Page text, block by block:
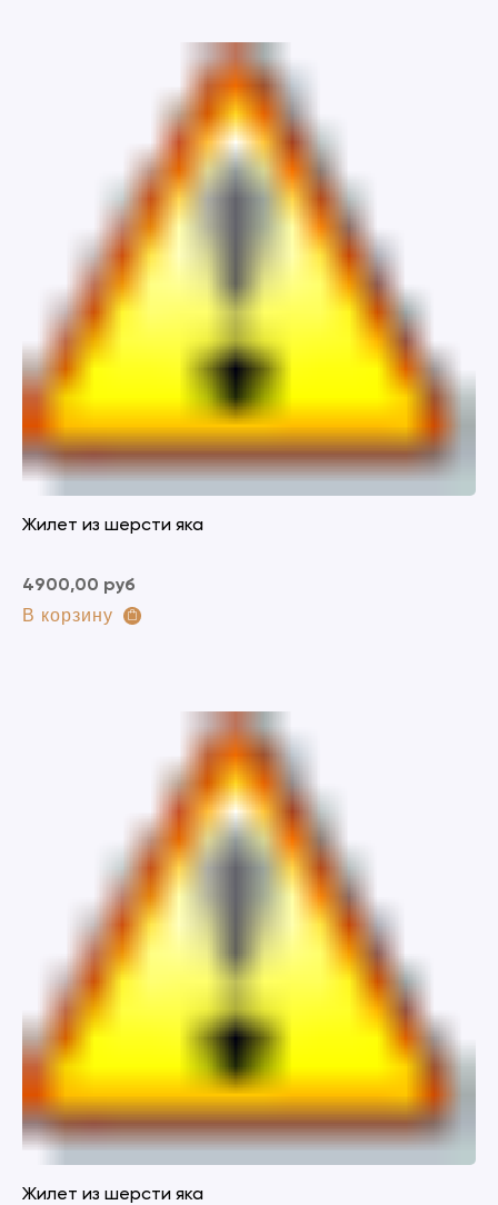
Жилет из шерсти яка
4900,00 руб
Жилет из шерсти яка